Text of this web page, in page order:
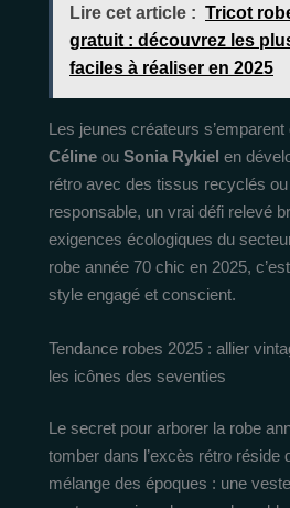
Lire cet article : Tricot
gratuit : découvrez les
faciles à réaliser en 2025
Les jeunes créateurs s’emparent
Céline ou Sonia Rykiel en
rétro avec des tissus recyclés
responsable, un vrai défi relevé
exigences écologiques du
robe année 70 chic en 2025,
style engagé et conscient.
Tendance robes 2025 : allier
les icônes des seventies
Le secret pour arborer la robe
tomber dans l’excès rétro réside
mélange des époques : une